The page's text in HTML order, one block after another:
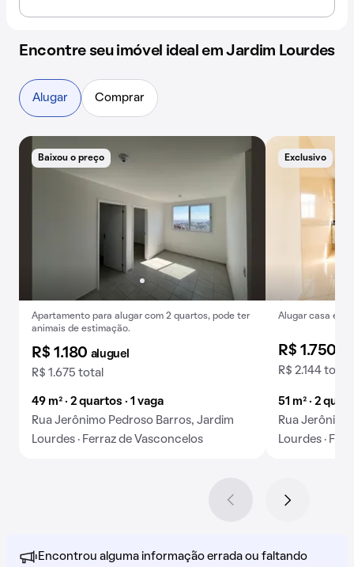
Encontre seu imóvel ideal em Jardim Lourdes
Baixou o preço
Apartamento para alugar com 2 quartos, pode ter
animais de estimação.
R$ 1.180 aluguel
R$ 1.675 total
49 m² · 2 quartos · 1 vaga
Rua Jerônimo Pedroso Barros, Jardim
Lourdes · Ferraz de Vasconcelos
Exclusivo
Alugar casa em
R$ 1.750
R$ 2.144 total
51 m² · 2
Rua
Lourdes ·
Alugar Comprar
Encontrou alguma informação errada ou faltando